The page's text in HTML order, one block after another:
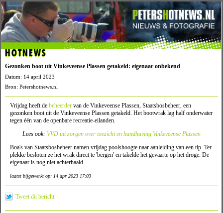
HOTNEWS
Gezonken boot uit Vinkeveense Plassen getakeld: eigenaar onbekend
Datum: 14 april 2023
Bron: Petershotnews.nl
Vrijdag heeft de beheerder van de Vinkeveense Plassen, Staatsbosbeheer, een
gezonken boot uit de Vinkeveense Plassen getakeld. Het bootwrak lag half onderwater
tegen één van de openbare recreatie-eilanden.
Lees ook: VVD uit zorgen over toezicht en handhaving Vinkeveense Plassen
Boa's van Staatsbosbeheer namen vrijdag poolshoogte naar aanleiding van een tip. Ter
plekke besloten ze het wrak direct te 'bergen' en takelde het gevaarte op het droge. De
eigenaar is nog niet achterhaald.
laatst bijgewerkt op: 14 apr 2023 17:03
Tweet dit bericht